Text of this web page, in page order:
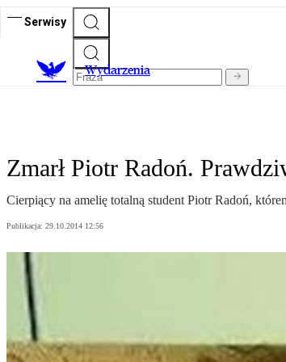
Serwisy
Wydarzenia
Zmarł Piotr Radoń.
Cierpiący na amelię totalną student Piotr Radoń,
Publikacja: 29.10.2014 12:56